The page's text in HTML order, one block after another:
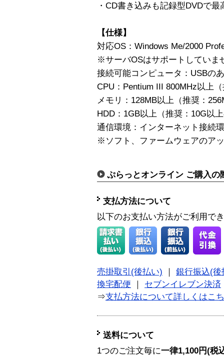
・CD書き込みも記録型DVDで
【仕様】
対応OS：Windows Me/2000
※サーバOSはサポートしていま
接続可能コンピュータ：USBの
CPU：Pentium III 800MHz以上
メモリ：128MB以上（推奨：
HDD：1GB以上（推奨：10G以
通信環境：インターネット接続
※ソフト、ファームウェアのア
ぷらっとオンライン ご購入の
支払方法について
以下のお支払い方法がご利用で
売掛取引(後払い)
銀行振込(後
換宅配便
セブンイレブン決済
⇒支払方法について詳しくはこ
送料について
1つのご注文毎に一律1,100円(税